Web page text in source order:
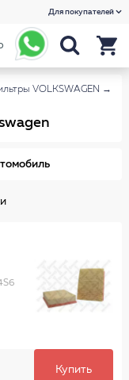
Для покупателей
VOLKSWAGEN →
Купить